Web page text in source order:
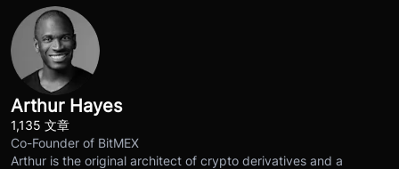
Arthur Hayes
1,135 文章
Co-Founder of BitMEX
Arthur is the original architect of crypto derivatives and a